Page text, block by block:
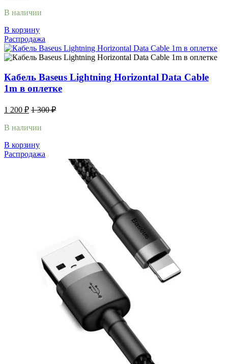
В наличии
В корзину
Распродажа
Кабель Baseus Lightning Horizontal Data Cable
1m в оплетке
1 200 ₽ 1 300₽
В наличии
В корзину
Распродажа